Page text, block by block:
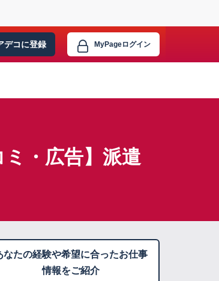
デコに登録 MyPageログイン
・広告】派遣
なたの経験や希望に合ったお仕事
情報をご紹介